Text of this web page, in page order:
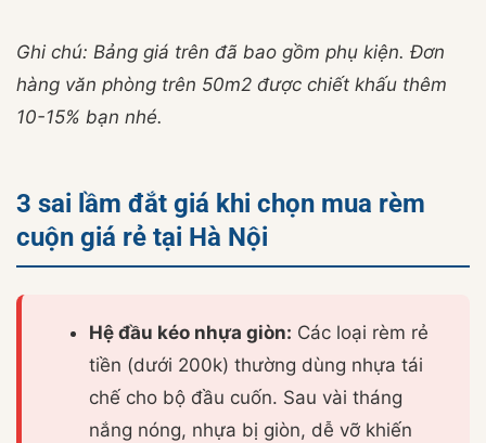
Ghi chú: Bảng giá trên đã bao gồm phụ kiện. Đơn
hàng văn phòng trên 50m2 được chiết khấu thêm
10-15% bạn nhé.
3 sai lầm đắt giá khi chọn mua rèm
cuộn giá rẻ tại Hà Nội
Hệ đầu kéo nhựa giòn: Các loại rèm rẻ
tiền (dưới 200k) thường dùng nhựa tái
chế cho bộ đầu cuốn. Sau vài tháng
nắng nóng, nhựa bị giòn, dễ vỡ khiến